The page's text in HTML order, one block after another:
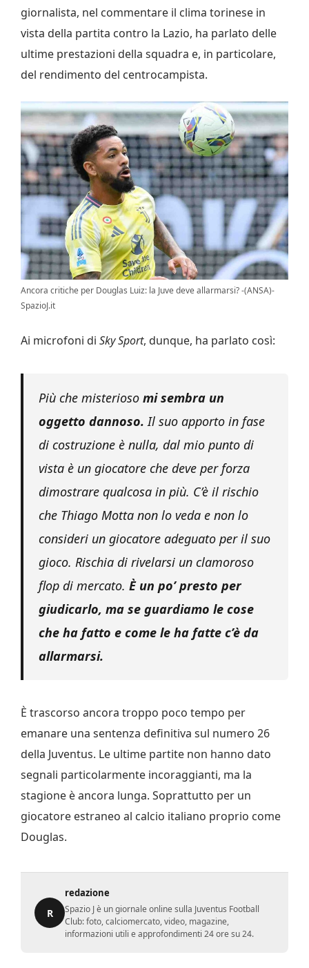
giornalista, nel commentare il clima torinese in
vista della partita contro la Lazio, ha parlato delle
ultime prestazioni della squadra e, in particolare,
del rendimento del centrocampista.
Ancora critiche per Douglas Luiz: la Juve deve allarmarsi? -(ANSA)-
SpazioJ.it
Ai microfoni di Sky Sport, dunque, ha parlato così:
Più che misterioso mi sembra un
oggetto dannoso. Il suo apporto in fase
di costruzione è nulla, dal mio punto di
vista è un giocatore che deve per forza
dimostrare qualcosa in più. C’è il rischio
che Thiago Motta non lo veda e non lo
consideri un giocatore adeguato per il suo
gioco. Rischia di rivelarsi un clamoroso
flop di mercato. È un po’ presto per
giudicarlo, ma se guardiamo le cose
che ha fatto e come le ha fatte c’è da
allarmarsi.
È trascorso ancora troppo poco tempo per
emanare una sentenza definitiva sul numero 26
della Juventus. Le ultime partite non hanno dato
segnali particolarmente incoraggianti, ma la
stagione è ancora lunga. Soprattutto per un
giocatore estraneo al calcio italiano proprio come
Douglas.
R
redazione
Spazio J è un giornale online sulla Juventus Football
Club: foto, calciomercato, video, magazine,
informazioni utili e approfondimenti 24 ore su 24.